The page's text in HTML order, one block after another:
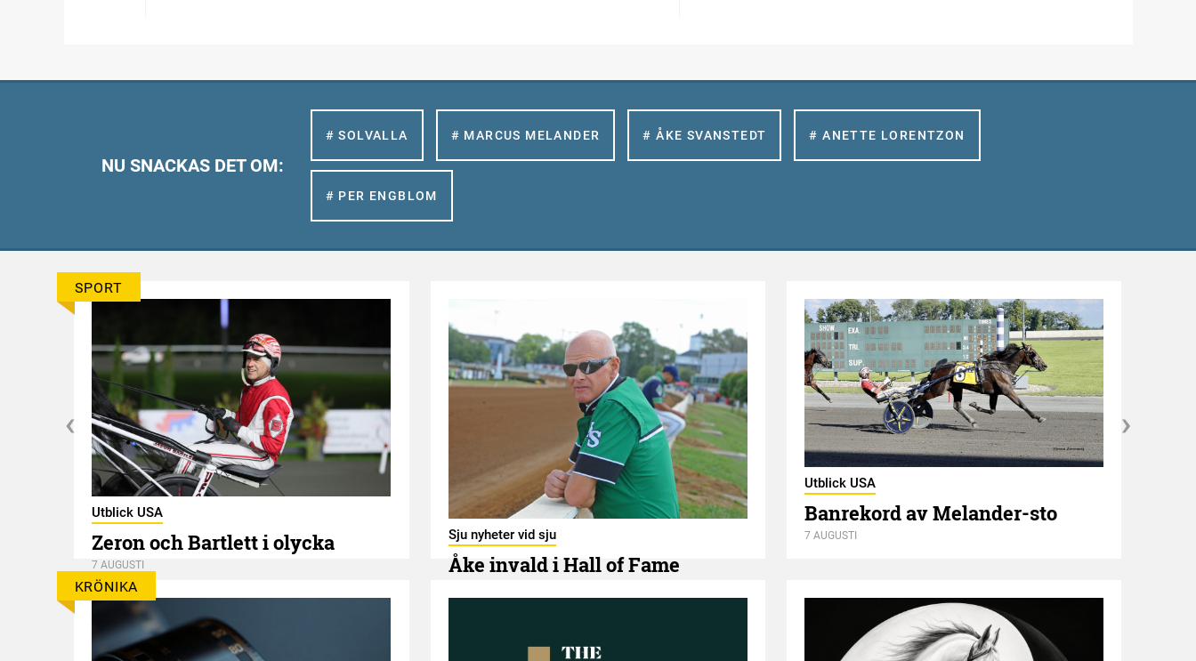
NU SNACKAS DET OM:
# SOLVALLA # MARCUS MELANDER # ÅKE SVANSTEDT # ANETTE LORENTZON
# PER ENGBLOM
SPORT
Utblick USA
Zeron och Bartlett i olycka
7 AUGUSTI
Sju nyheter vid sju
Åke invald i Hall of Fame
Utblick USA
Banrekord av Melander-sto
7 AUGUSTI
KRÖNIKA